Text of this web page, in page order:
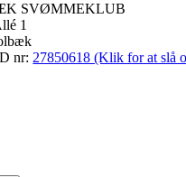
SVØMMEKLUB
1
nr: 27850618 (Klik for at slå